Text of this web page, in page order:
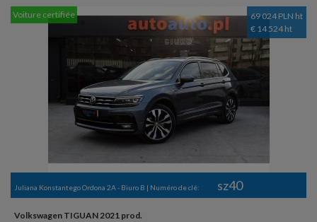
69 024 PLN ht
€ 14 524 ht
Voiture certifiée
Juliana Konstantego Ordona 2A - Biuro B | Numéro de clé: sz40
Volkswagen TIGUAN 2021 prod.